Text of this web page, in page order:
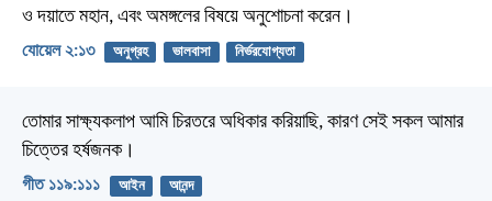
ও দয়াতে মহান, এবং অমঙ্গলের বিষয়ে অনুশোচনা করেন।
যোয়েল ২:১৩ অনুগ্রহ ভালবাসা নির্ভরযোগ্যতা
তোমার সাক্ষ্যকলাপ আমি চিরতরে অধিকার করিয়াছি, কারণ সেই সকল আমার
চিত্তের হর্ষজনক।
গীত ১১৯:১১১ আইন আনন্দ